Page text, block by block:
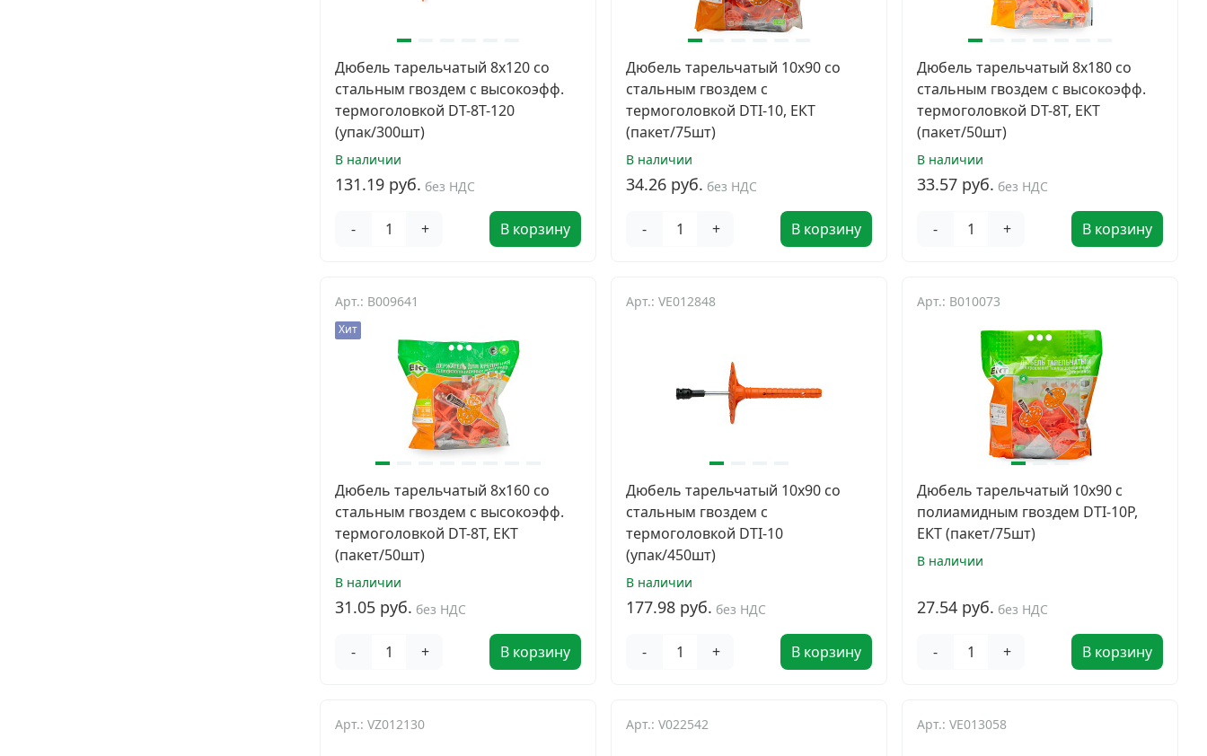
Дюбель тарельчатый 8х120 со
стальным гвоздем с высокоэфф.
термоголовкой DT-8T-120
(упак/300шт)
В наличии
131.19 руб. без НДС
- + В корзину
Дюбель тарельчатый 10х90 со
стальным гвоздем с
термоголовкой DTI-10, ЕКТ
(пакет/75шт)
В наличии
34.26 руб. без НДС
- + В корзину
Дюбель тарельчатый 8x180 со
стальным гвоздем с высокоэфф.
термоголовкой DT-8T, ЕКТ
(пакет/50шт)
В наличии
33.57 руб. без НДС
- + В корзину
Арт.: B009641
Хит
Дюбель тарельчатый 8x160 со
стальным гвоздем с высокоэфф.
термоголовкой DT-8T, ЕКТ
(пакет/50шт)
В наличии
31.05 руб. без НДС
- + В корзину
Арт.: VE012848
Дюбель тарельчатый 10х90 со
стальным гвоздем с
термоголовкой DTI-10
(упак/450шт)
В наличии
177.98 руб. без НДС
- + В корзину
Арт.: B010073
Дюбель тарельчатый 10х90 с
полиамидным гвоздем DTI-10P,
ЕКТ (пакет/75шт)
В наличии
27.54 руб. без НДС
- + В корзину
Арт.: VZ012130 Арт.: V022542 Арт.: VE013058